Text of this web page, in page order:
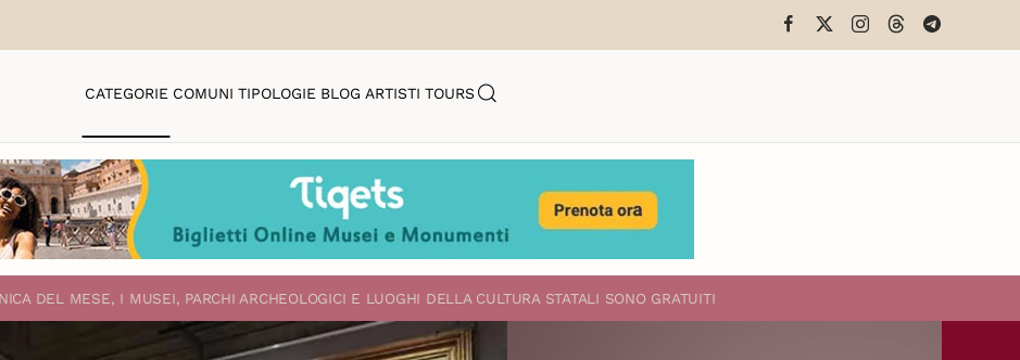
CATEGORIE COMUNI TIPOLOGIE BLOG ARTISTI TOURS
DEL MESE, I MUSEI, PARCHI ARCHEOLOGICI E LUOGHI DELLA CULTURA STATALI SONO GRATUITI